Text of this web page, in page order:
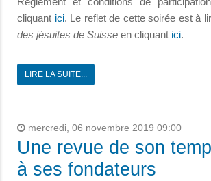
cliquant ici. Le reflet de cette soirée est à
des jésuites de Suisse en cliquant ici.
LIRE LA SUITE...
mercredi, 06 novembre 2019 09:00
Une revue de son
à ses fondateurs